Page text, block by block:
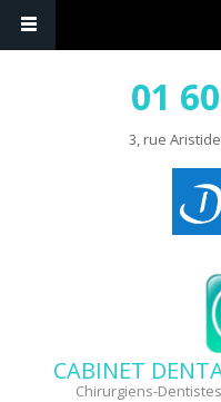
01
3, rue
CABINET
Chirurgiens-